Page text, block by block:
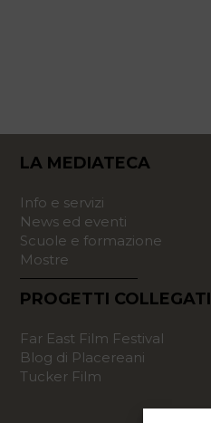
LA MEDIATECA
Info e servizi
News ed eventi
Scuole e formazione
Mostre
PROGETTI COLLEGATI
Far East Film Festival
Blog di Placereani
Tucker Film